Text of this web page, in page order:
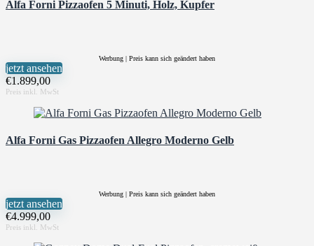
Alfa Forni Pizzaofen 5 Minuti, Holz, Kupfer
Werbung | Preis kann sich geändert haben
jetzt ansehen
€1.899,00
Alfa Forni Gas Pizzaofen Allegro Moderno Gelb
Werbung | Preis kann sich geändert haben
jetzt ansehen
€4.999,00